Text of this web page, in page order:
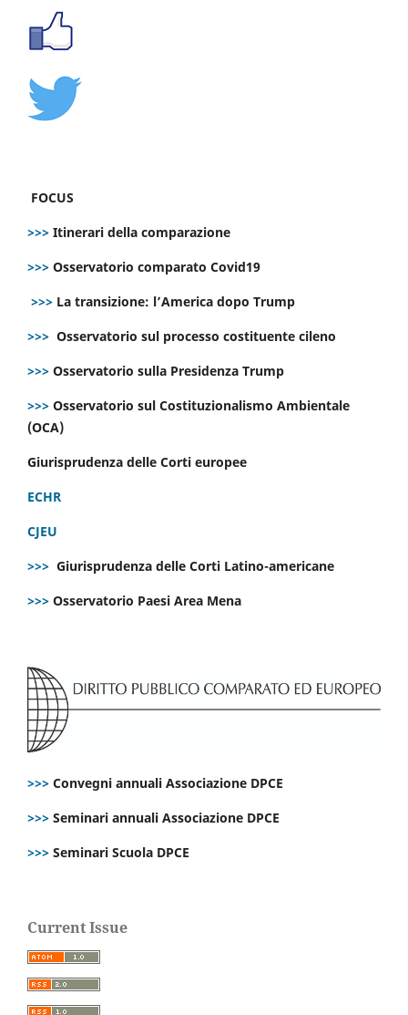
FOCUS
>>> Itinerari della comparazione
>>> Osservatorio comparato Covid19
>>> La transizione: l’America dopo Trump
>>> Osservatorio sul processo costituente cileno
>>> Osservatorio sulla Presidenza Trump
>>> Osservatorio sul Costituzionalismo Ambientale
(OCA)
Giurisprudenza delle Corti europee
ECHR
CJEU
>>> Giurisprudenza delle Corti Latino-americane
>>> Osservatorio Paesi Area Mena
>>> Convegni annuali Associazione DPCE
>>> Seminari annuali Associazione DPCE
>>> Seminari Scuola DPCE
Current Issue